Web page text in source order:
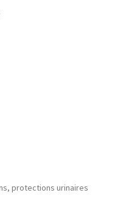
protections urinaires